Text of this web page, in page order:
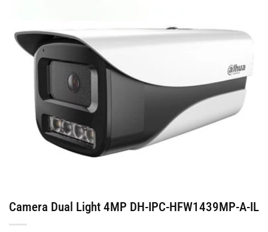
Camera Dual Light 4MP DH-IPC-HFW1439MP-A-IL